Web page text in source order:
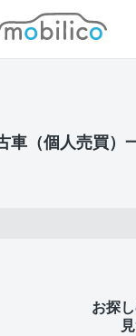
モビリコ
車（個人売買）
お探